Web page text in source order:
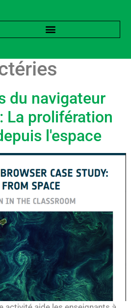
:
du navigateur
La prolifération
l'espace